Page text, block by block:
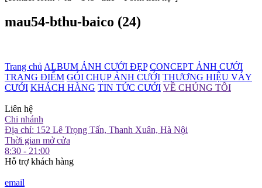
mau54-bthu-baico (24)
Trang chủ ALBUM ẢNH CƯỚI ĐẸP CONCEPT ẢNH CƯỚI
TRANG ĐIỂM GÓI CHỤP ẢNH CƯỚI THƯƠNG HIỆU VÁY
CƯỚI KHÁCH HÀNG TIN TỨC CƯỚI VỀ CHÚNG TÔI
Liên hệ
Chi nhánh
Địa chỉ: 152 Lê Trọng Tấn, Thanh Xuân, Hà Nội
Thời gian mở cửa
8:30 - 21:00
Hỗ trợ khách hàng
email